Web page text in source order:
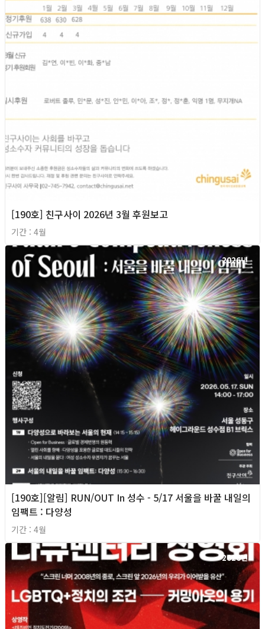
[190호] 친구사이 2026년 3월 후원보고
기간 : 4월
2026년
[190호][알림] RUN/OUT In 성수 - 5/17 서울을 바꿀 내일의
임팩트 : 다양성
기간 : 4월
2026년